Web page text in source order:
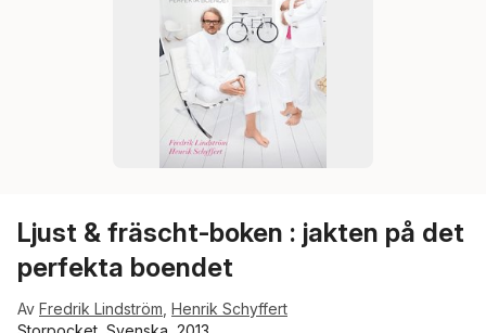
Ljust & fräscht-boken : jakten på det
perfekta boendet
Av Fredrik Lindström Henrik Schyffert